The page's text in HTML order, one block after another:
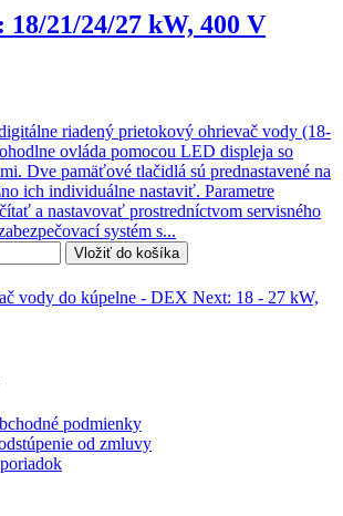
21/24/27 kW, 400 V
riadený prietokový ohrievač vody (18-
ovláda pomocou LED displeja so
Dve pamäťové tlačidlá sú prednastavené na
ich individuálne nastaviť. Parametre
a nastavovať prostredníctvom servisného
systém s...
Vložiť do košíka
podmienky
od zmluvy